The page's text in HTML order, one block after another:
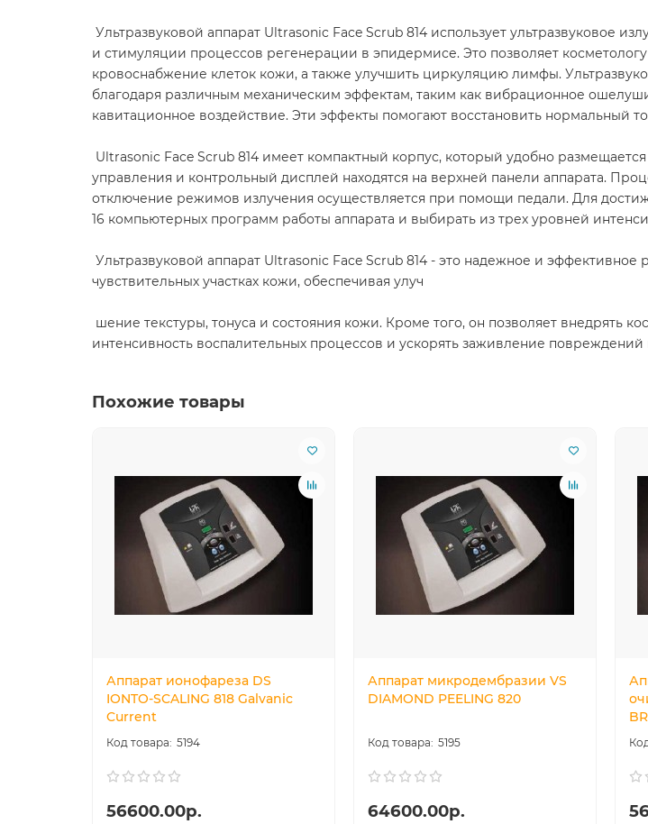
Ультразвуковой аппарат Ultrasonic Face Scrub 814 использует ультразвуковое
и стимуляции процессов регенерации в эпидермисе. Это позволяет
кровоснабжение клеток кожи, а также улучшить циркуляцию лимфы.
благодаря различным механическим эффектам, таким как вибрационное
кавитационное воздействие. Эти эффекты помогают восстановить нормальный
Ultrasonic Face Scrub 814 имеет компактный корпус, который удобно
управления и контрольный дисплей находятся на верхней панели аппарата.
отключение режимов излучения осуществляется при помощи педали. Для
16 компьютерных программ работы аппарата и выбирать из трех уровней
Ультразвуковой аппарат Ultrasonic Face Scrub 814 - это надежное и
чувствительных участках кожи, обеспечивая улуч
шение текстуры, тонуса и состояния кожи. Кроме того, он позволяет внедрять
интенсивность воспалительных процессов и ускорять заживление повреждений
Похожие товары
Аппарат ионофареза DS
IONTO-SCALING 818 Galvanic
Current
5194
56600.00р.
Аппарат микродембразии VS
DIAMOND PEELING 820
5195
64600.00р.